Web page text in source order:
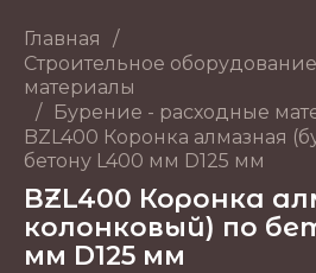
Главная
/
Строительное
материалы
/
Бурение - расходные
BZL400 Коронка алмазная
бетону L400 мм D125 мм
BZL400 Коронка
колонковый) по
мм D125 мм